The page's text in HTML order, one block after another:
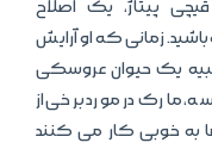
پیتاژ، یک اصلاح
زمانی که او آرایش
شبیه یک حیوان عروسکی
مارک در مورد برخی از
به خوبی کار می کنند